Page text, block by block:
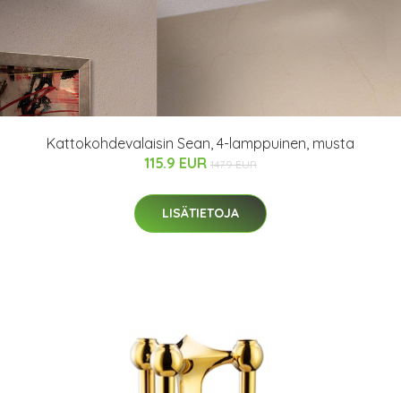
Kattokohdevalaisin Sean, 4-lamppuinen, musta
115.9 EUR 147.9 EUR
LISÄTIETOJA